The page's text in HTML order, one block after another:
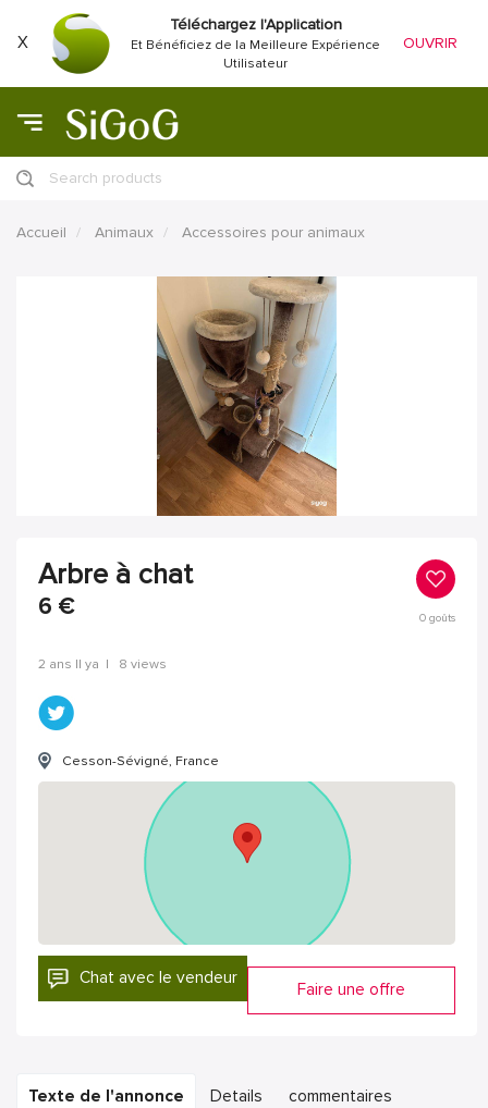
X
Téléchargez l'Application
Et Bénéficiez de la Meilleure Expérience
Utilisateur
OUVRIR
Search products
Accueil Animaux Accessoires pour animaux
Arbre à chat
6 € 0goûts
2 ans Il ya | 8 views
Cesson-Sévigné, France
Chat avec le vendeur
Faire une offre
Texte de l'annonce Details commentaires